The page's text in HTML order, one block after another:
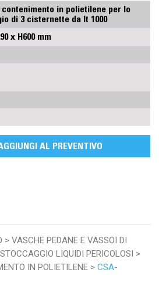
contenimento in polietilene per lo
di 3 cisternette da lt 1000
x H600 mm
AL PREVENTIVO
VASCHE PEDANE E VASSOI DI
LIQUIDI PERICOLOSI
IN POLIETILENE
CSA-